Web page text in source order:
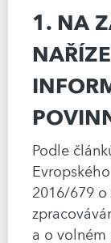
1. NA
Podle
2016/679
a o